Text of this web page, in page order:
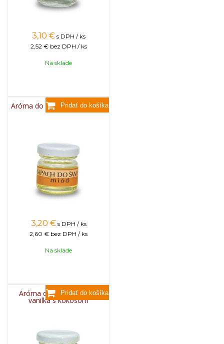
3,10 € s DPH / ks
2,52 € bez DPH / ks
Na sklade
Aróma do sviečok, 25g - med
3,20 € s DPH / ks
2,60 € bez DPH / ks
Na sklade
Aróma do sviečok, 25g -
vanilka s kokosom